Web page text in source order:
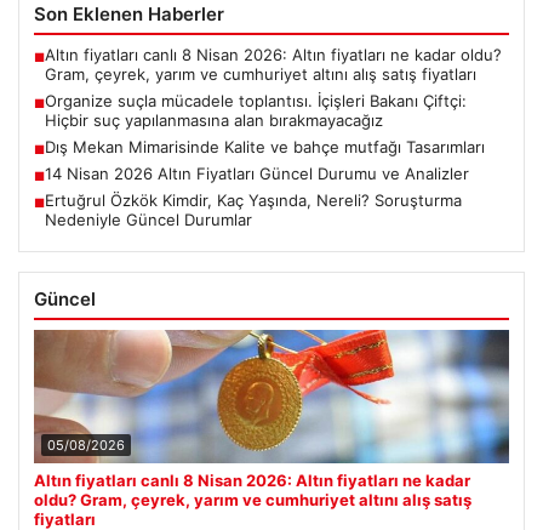
Son Eklenen Haberler
■Altın fiyatları canlı 8 Nisan 2026: Altın fiyatları ne kadar oldu?
Gram, çeyrek, yarım ve cumhuriyet altını alış satış fiyatları
■Organize suçla mücadele toplantısı. İçişleri Bakanı Çiftçi:
Hiçbir suç yapılanmasına alan bırakmayacağız
■Dış Mekan Mimarisinde Kalite ve bahçe mutfağı Tasarımları
■14 Nisan 2026 Altın Fiyatları Güncel Durumu ve Analizler
■Ertuğrul Özkök Kimdir, Kaç Yaşında, Nereli? Soruşturma
Nedeniyle Güncel Durumlar
Güncel
05/08/2026
Altın fiyatları canlı 8 Nisan 2026: Altın fiyatları ne kadar
oldu? Gram, çeyrek, yarım ve cumhuriyet altını alış satış
fiyatları